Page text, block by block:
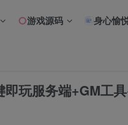
游戏源码 身心愉
玩服务端+GM工